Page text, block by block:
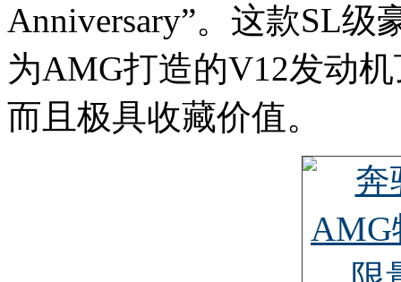
Anniversary”。这款SL
为AMG打造的V12发动
而且极具收藏价值。